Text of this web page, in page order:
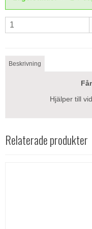
Beskrivning
Hjälper till
Relaterade produkter